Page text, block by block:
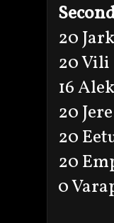
20
20
16
20
20
20
0